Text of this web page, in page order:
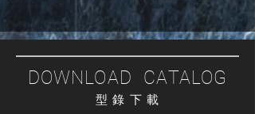
DOWNLOAD CATALOG
型 錄 下 載